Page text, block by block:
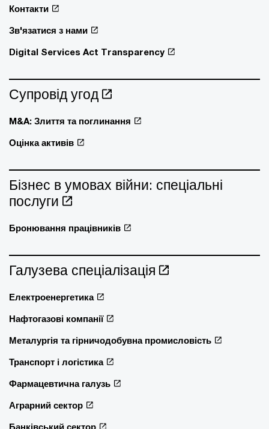
Контакти
Зв'язатися з нами
Digital Services Act Transparency
Супровід угод
M&A: Злиття та поглинання
Оцінка активів
Бізнес в умовах війни: спеціальні
послуги
Бронювання працівників
Галузева спеціалізація
Електроенергетика
Нафтогазові компанії
Металургія та гірничодобувна промисловість
Транспорт і логістика
Фармацевтична галузь
Аграрний сектор
Банківський сектор